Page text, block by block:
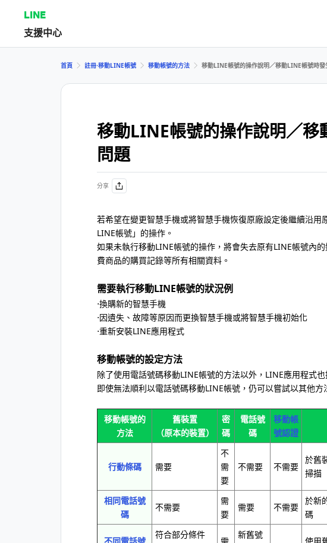
LINE
支援中心
首頁 註冊⋅移動LINE帳號 移動帳號的方法 移動LINE帳號的操作說明／移動LINE帳號時發
移動LINE帳號的操作說明／
問題
分享
若希望在變更智慧手機或將智慧手機恢復原廠設定後繼續沿用
LINE帳號」的操作。
如果未執行移動LINE帳號的操作，將會失去原有LINE帳號內
費商品的購買記錄等所有相關資料。
需要執行移動LINE帳號的狀況例
⋅換購新的智慧手機
⋅因遺失、故障等原因而更換智慧手機或將智慧手機初始化
⋅重新安裝LINE應用程式
移動帳號的設定方法
除了使用電話號碼移動LINE帳號的方法以外，LINE應用程式
即使無法順利以電話號碼移動LINE帳號，仍可以嘗試以其他方
移動帳號的
方法
舊裝置
（原本的裝置）
密
碼
電話號
碼
移動帳
號認證
行動條碼 需要
不
需
要
不需要 不需要
於舊
掃描
相同電話號
碼
不需要
需
要
需要 不需要
於新
碼
符合部分條件
新舊號